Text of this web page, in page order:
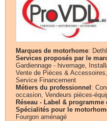
Marques de motorhome:
Services proposés par le
Gardiennage - hivernage,
Vente de Pièces &
Service Financement
Métiers du professionnel:
occasion, Vendeurs pièces-
Réseau - Label & programme
Spécialités pour le
Fourgon aménagé